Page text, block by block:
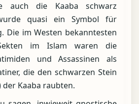
auch die Kaaba schwarz
quasi ein Symbol für
Die im Westen bekanntesten
im Islam waren die
und Assassinen als
die den schwarzen Stein
der Kaaba raubten.